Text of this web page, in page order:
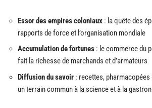
Essor des empires coloniaux : la quête des
rapports de force et l’organisation mondiale
Accumulation de fortunes : le commerce du
fait la richesse de marchands et d’armateurs
Diffusion du savoir : recettes,
un terrain commun à la science et à la